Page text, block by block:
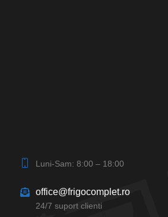
Luni-Sam: 8:00 – 18:00
office@frigocomplet.ro
24/7 suport clienti